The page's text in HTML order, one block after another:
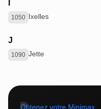
1050 Ixelles
J
1090 Jette
Obtenez votre Minimax